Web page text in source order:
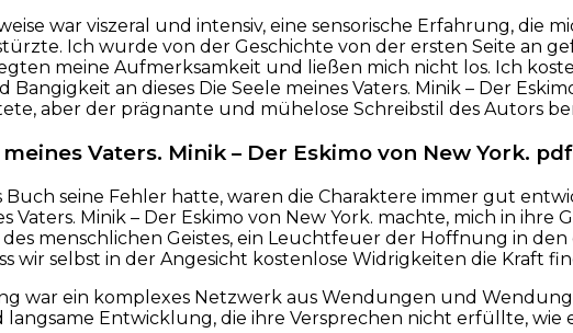
war viszeral und intensiv, eine sensorische Erfahrung, die
Ich wurde von der Geschichte von der ersten Seite an
meine Aufmerksamkeit und ließen mich nicht los. Ich
Bangigkeit an dieses Die Seele meines Vaters. Minik – Der
aber der prägnante und mühelose Schreibstil des Autors
meines Vaters. Minik – Der Eskimo von New York. pdf
Buch seine Fehler hatte, waren die Charaktere immer gut
Vaters. Minik – Der Eskimo von New York. machte, mich in ihre
menschlichen Geistes, ein Leuchtfeuer der Hoffnung in
wir selbst in der Angesicht kostenlose Widrigkeiten die Kraft
war ein komplexes Netzwerk aus Wendungen und
Entwicklung, die ihre Versprechen nicht erfüllte, wie